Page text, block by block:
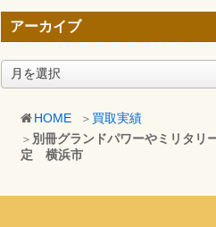
HOME
買取実績
別冊グランドパワーやミリタ
定 横浜市
アーカイブ
ア
ー